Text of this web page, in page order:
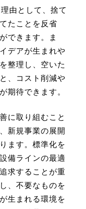
由として、捨て
たことを反省
できます。ま
デアが生まれや
整理し、空いた
、コスト削減や
期待できます。
に取り組むこと
新規事業の展開
ます。標準化を
備ラインの最適
求することが重
、不要なものを
生まれる環境を